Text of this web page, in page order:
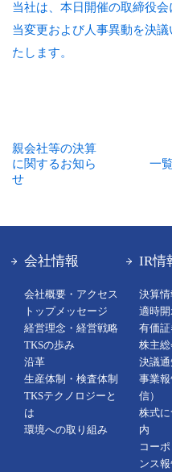
当社は、本日開催の取締役
当変更および人事異動を決
たします。
親会社等の決算
に関するお知ら
せ
一
会社情報
会社概要・アクセス
トップメッセージ
経営理念・経営戦略
TKSの歩み
沿革
生産体制・検査体制
TKSテクノロジーと
は
環境への取り組み
IR情
決算情
適時
有価
株主総
決議通
事業
信）
株式
内
コー
ンス